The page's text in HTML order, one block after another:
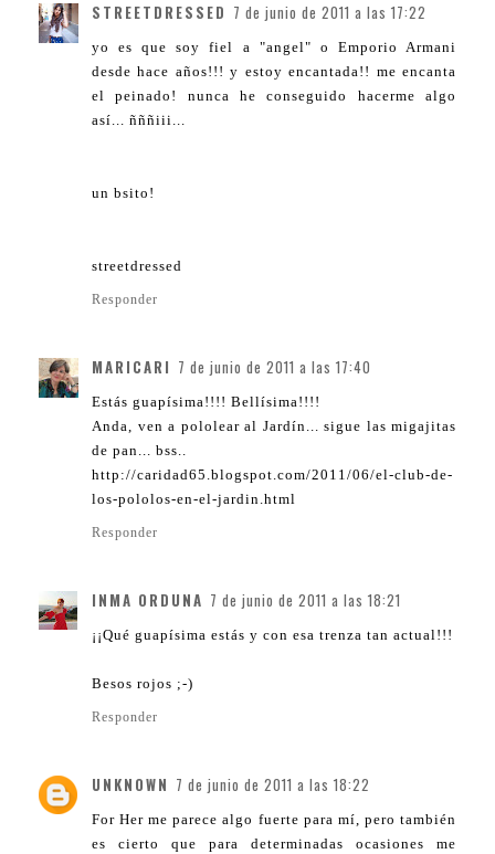
STREETDRESSED 7 de junio de 2011 a las 17:22
yo es que soy fiel a "angel" o Emporio Armani
desde hace años!!! y estoy encantada!! me encanta
el peinado! nunca he conseguido hacerme algo
así... ñññiii...
un bsito!
streetdressed
Responder
MARICARI 7 de junio de 2011 a las 17:40
Estás guapísima!!!! Bellísima!!!!
Anda, ven a pololear al Jardín... sigue las migajitas
de pan... bss..
http://caridad65.blogspot.com/2011/06/el-club-de-
los-pololos-en-el-jardin.html
Responder
INMA ORDUNA 7 de junio de 2011 a las 18:21
¡¡Qué guapísima estás y con esa trenza tan actual!!!
Besos rojos ;-)
Responder
UNKNOWN 7 de junio de 2011 a las 18:22
For Her me parece algo fuerte para mí, pero también
es cierto que para determinadas ocasiones me